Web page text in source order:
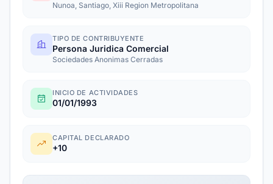
Nunoa, Santiago, Xiii Region Metropolitana
TIPO DE CONTRIBUYENTE
Persona Juridica Comercial
Sociedades Anonimas Cerradas
INICIO DE ACTIVIDADES
01/01/1993
CAPITAL DECLARADO
+10